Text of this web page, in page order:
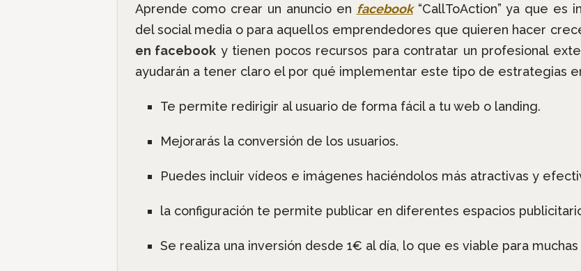
Aprende como crear un anuncio en facebook“CallToAction” ya que es
del social media o para aquellos emprendedores que quieren hacer
en facebook y tienen pocos recursos para contratar un profesional
ayudarán a tener claro el por qué implementar este tipo de estrategias
Te permite redirigir al usuario de forma fácil a tu web o landing.
Mejorarás la conversión de los usuarios.
Puedes incluir vídeos e imágenes haciéndolos más atractivas y
la configuración te permite publicar en diferentes espacios
Se realiza una inversión desde 1€ al día, lo que es viable para